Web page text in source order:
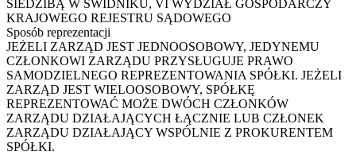
SIEDZIBĄ W ŚWIDNIKU, VI WYDZIAŁ GOSPODARCZY
KRAJOWEGO REJESTRU SĄDOWEGO
Sposób reprezentacji
JEŻELI ZARZĄD JEST JEDNOOSOBOWY, JEDYNEMU
CZŁONKOWI ZARZĄDU PRZYSŁUGUJE PRAWO
SAMODZIELNEGO REPREZENTOWANIA SPÓŁKI. JEŻELI
ZARZĄD JEST WIELOOSOBOWY, SPÓŁKĘ
REPREZENTOWAĆ MOŻE DWÓCH CZŁONKÓW
ZARZĄDU DZIAŁAJĄCYCH ŁĄCZNIE LUB CZŁONEK
ZARZĄDU DZIAŁAJĄCY WSPÓLNIE Z PROKURENTEM
SPÓŁKI.